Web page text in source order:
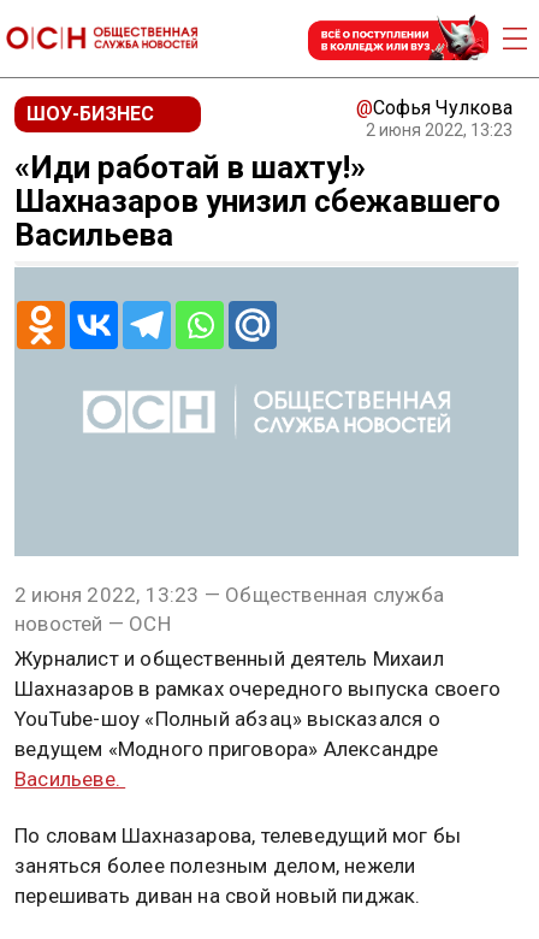
ШОУ-БИЗНЕС @Софья Чулкова
2 июня 2022, 13:23
«Иди работай в шахту!»
Шахназаров унизил сбежавшего
Васильева
2 июня 2022, 13:23 — Общественная служба
новостей — ОСН
Журналист и общественный деятель Михаил
Шахназаров в рамках очередного выпуска своего
YouTube-шоу «Полный абзац» высказался о
ведущем «Модного приговора» Александре
Васильеве.
По словам Шахназарова, телеведущий мог бы
заняться более полезным делом, нежели
перешивать диван на свой новый пиджак.